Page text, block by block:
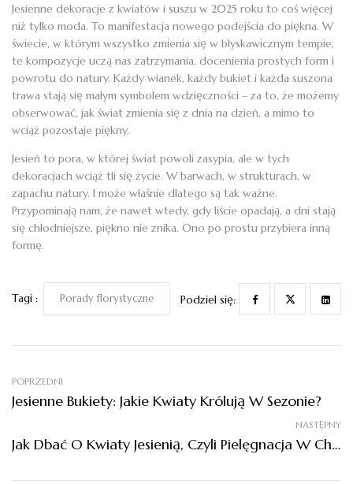
Jesienne dekoracje z kwiatów i suszu w 2025 roku to coś więcej
niż tylko moda. To manifestacja nowego podejścia do piękna. W
świecie, w którym wszystko zmienia się w błyskawicznym tempie,
te kompozycje uczą nas zatrzymania, docenienia prostych form i
powrotu do natury. Każdy wianek, każdy bukiet i każda suszona
trawa stają się małym symbolem wdzięczności – za to, że możemy
obserwować, jak świat zmienia się z dnia na dzień, a mimo to
wciąż pozostaje piękny.
Jesień to pora, w której świat powoli zasypia, ale w tych
dekoracjach wciąż tli się życie. W barwach, w strukturach, w
zapachu natury. I może właśnie dlatego są tak ważne.
Przypominają nam, że nawet wtedy, gdy liście opadają, a dni stają
się chłodniejsze, piękno nie znika. Ono po prostu przybiera inną
formę.
Tagi : Porady florystyczne Podziel się:
POPRZEDNI
Jesienne Bukiety: Jakie Kwiaty Królują W Sezonie?
NASTĘPNY
Jak Dbać O Kwiaty Jesienią, Czyli Pielęgnacja W Chłodniejszym Klimacie